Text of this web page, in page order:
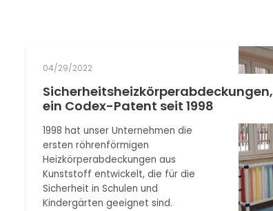
04/29/2022
Sicherheitsheizkörperabdeckungen,
ein Codex-Patent seit 1998
1998 hat unser Unternehmen die
ersten röhrenförmigen
Heizkörperabdeckungen aus
Kunststoff entwickelt, die für die
Sicherheit in Schulen und
Kindergärten geeignet sind.